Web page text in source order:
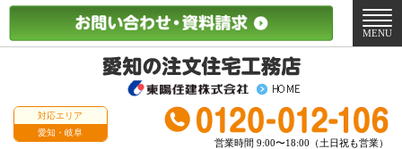
対応エリア
愛知・岐阜
営業時間 9:00〜18:00（土日祝も営業）
メ
ニ
MENU